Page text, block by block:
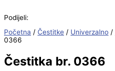
Podijeli:
Početna / Čestitke / Univerzalno /
0366
Čestitka br. 0366